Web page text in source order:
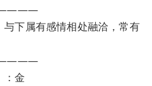
下属有感情相处融洽，常有
：金